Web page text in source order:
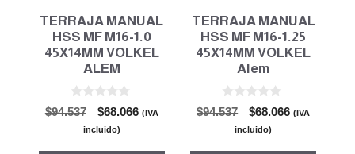
TERRAJA MANUAL
HSS MF M16-1.0
45X14MM VOLKEL
ALEM
0
d
$94.537
El
precio
$68.066El(IVA
incluido)
TERRAJA MANUAL
HSS MF M16-1.25
45X14MM VOLKEL
Alem
0
d
$94.537
El
precio
$68.066El(IVA
incluido)